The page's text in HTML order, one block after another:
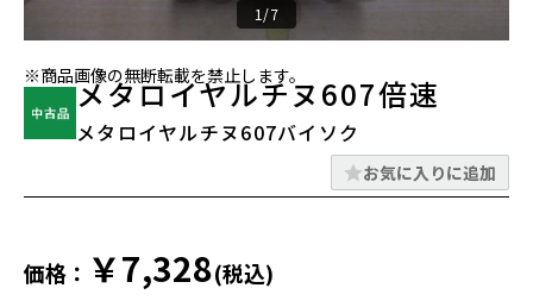
1/7
※商品画像の無断転載を禁止します。
メタロイヤルチヌ607倍速
メタロイヤルチヌ607バイソク
お気に入りに追加
価格： ￥7,328(税込)